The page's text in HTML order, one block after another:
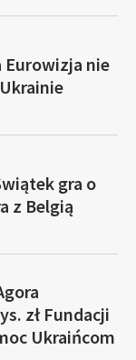
Eurowizja nie
gra o
z Belgią
zł Fundacji
Ukraińcom